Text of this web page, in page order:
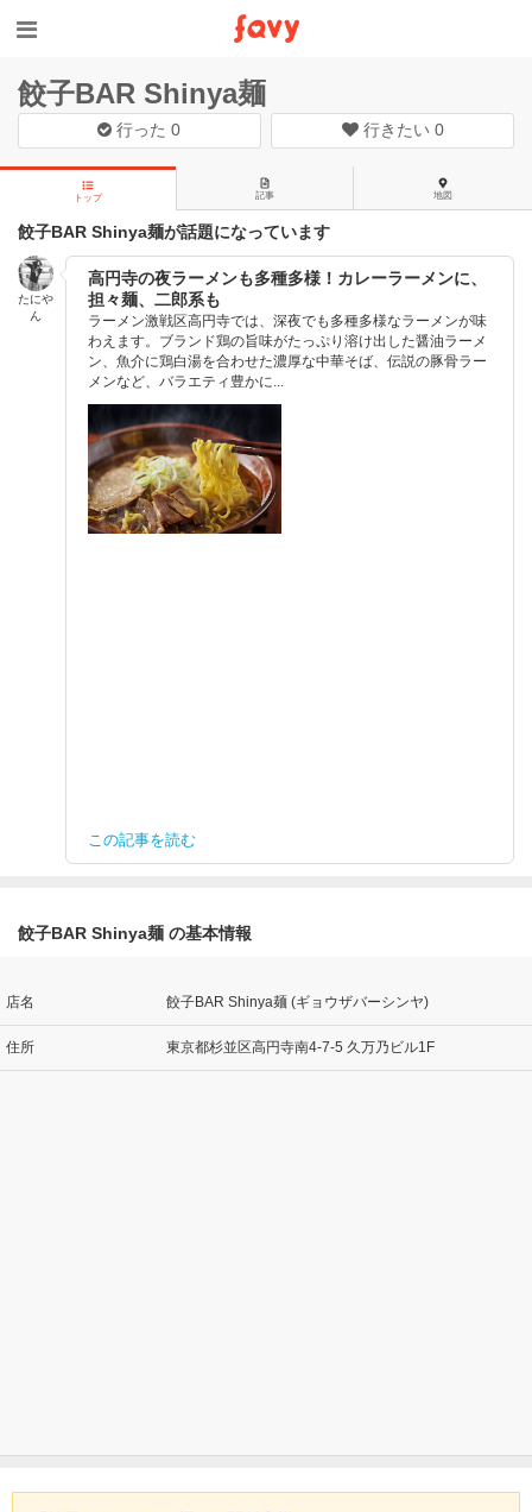
餃子BAR Shinya麺
行った0 行きたい 0
トップ 記事 地図
餃子BAR Shinya麺が話題になっています
たにや
ん
高円寺の夜ラーメンも多種多様！カレーラーメンに、
担々麺、二郎系も
ラーメン激戦区高円寺では、深夜でも多種多様なラーメンが味
わえます。ブランド鶏の旨味がたっぷり溶け出した醤油ラーメ
ン、魚介に鶏白湯を合わせた濃厚な中華そば、伝説の豚骨ラー
メンなど、バラエティ豊かに...
この記事を読む
餃子BAR Shinya麺 の基本情報
店名 餃子BAR Shinya麺 (ギョウザバーシンヤ)
住所 東京都杉並区高円寺南4-7-5 久万乃ビル1F